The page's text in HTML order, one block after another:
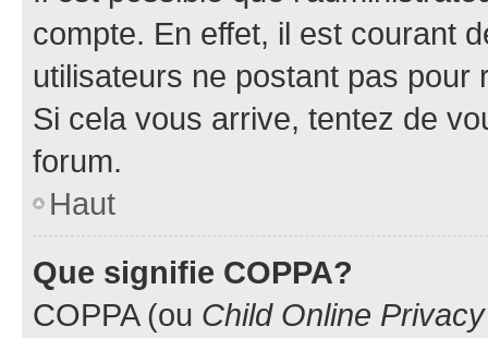
compte. En effet, il est courant
utilisateurs ne postant pas pour
Si cela vous arrive, tentez de
forum.
Haut
Que signifie COPPA?
COPPA (ou Child Online